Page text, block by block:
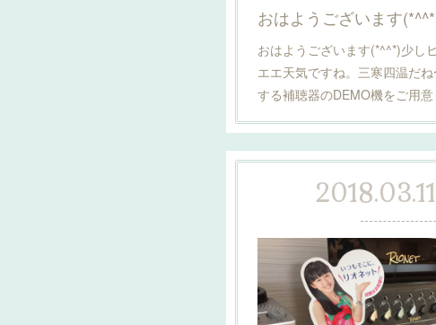
おはようございます
おはようございます(*^^*)少し
エエ天気ですね。三寒四温だ
する補聴器のDEMO機をご用